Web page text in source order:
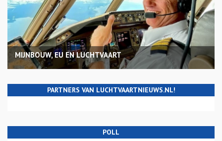
MIJNBOUW, EU EN LUCHTVAART
PARTNERS VAN LUCHTVAARTNIEUWS.NL!
POLL